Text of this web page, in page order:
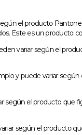
el producto
Este es un producto
variar según el
y puede variar
según el producto que
según el producto